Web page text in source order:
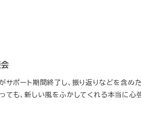
サポート期間終了し、振り返りなどを含め
ても、新しい風をふかしてくれる本当に心